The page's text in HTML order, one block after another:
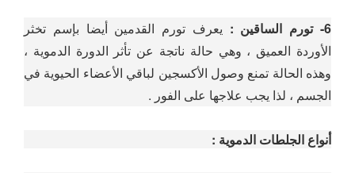
6- تورم الساقين :
يعرف تورم القدمين أيضا بإسم تخثر
الأوردة العميق ، وهي حالة ناتجة عن تأثر الدورة الدموية ،
وهذه الحالة تمنع وصول الأكسجين لباقي الأعضاء الحيوية في
الجسم ، لذا يجب علاجها على الفور .
أنواع الجلطات الدموية :